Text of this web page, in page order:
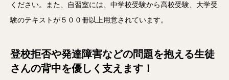
ください。また、自習室には、中学校受験から高校受験、大学受
験のテキストが５００冊以上用意されています。
登校拒否や発達障害などの問題を抱える生徒
さんの背中を優しく支えます！